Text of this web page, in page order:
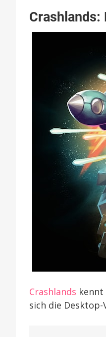
Crashlands:
Crashlands kennt
sich die Desktop-